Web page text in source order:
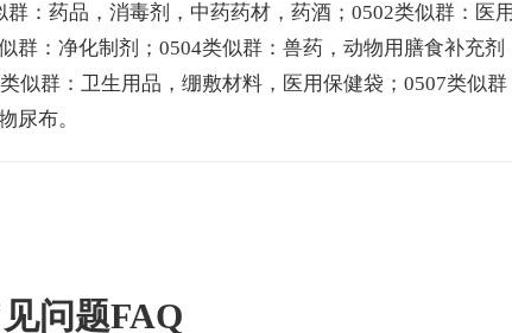
：药品，消毒剂，中药药材，药酒；0502类似群：医
群：净化制剂；0504类似群：兽药，动物用膳食补充剂
似群：卫生用品，绷敷材料，医用保健袋；0507类似群
尿布。
问题FAQ